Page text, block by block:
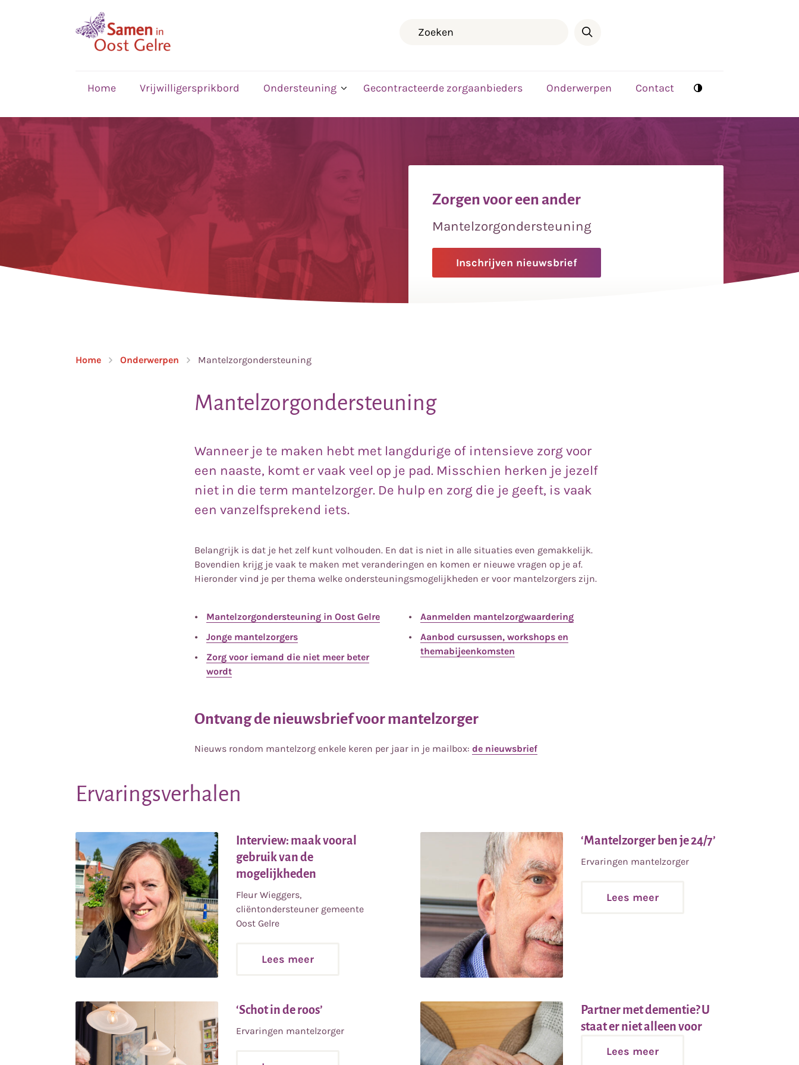
Home Vrijwilligersprikbord Ondersteuning Gecontracteerde zorgaanbieders Onderwerpen Contact
Zorgen voor een ander
Mantelzorgondersteuning
Inschrijven nieuwsbrief
Home Onderwerpen Mantelzorgondersteuning
Mantelzorgondersteuning
Wanneer je te maken hebt met langdurige of intensieve zorg voor
een naaste, komt er vaak veel op je pad. Misschien herken je jezelf
niet in die term mantelzorger. De hulp en zorg die je geeft, is vaak
een vanzelfsprekend iets.
Belangrijk is dat je het zelf kunt volhouden. En dat is niet in alle situaties even gemakkelijk.
Bovendien krijg je vaak te maken met veranderingen en komen er nieuwe vragen op je af.
Hieronder vind je per thema welke ondersteuningsmogelijkheden er voor mantelzorgers zijn.
Mantelzorgondersteuning in Oost Gelre
Jonge mantelzorgers
Zorg voor iemand die niet meer beter
wordt
Aanmelden mantelzorgwaardering
Aanbod cursussen, workshops en
themabijeenkomsten
Ontvang de nieuwsbrief voor mantelzorger
Nieuws rondom mantelzorg enkele keren per jaar in je mailbox: de nieuwsbrief
Ervaringsverhalen
Interview: maak vooral
gebruik van de
mogelijkheden
Fleur Wieggers,
cliëntondersteuner gemeente
Oost Gelre
Lees meer
‘Mantelzorger ben je 24/7’
Ervaringen mantelzorger
Lees meer
‘Schot in de roos’
meer
Ervaringen mantelzorger
Partner met dementie? U
staat er niet alleen voorLees
Lees meer